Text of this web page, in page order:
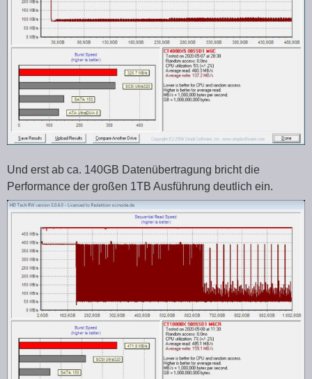
Und erst ab ca. 140GB Datenübertragung bricht die
Performance der großen 1TB Ausführung deutlich ein.